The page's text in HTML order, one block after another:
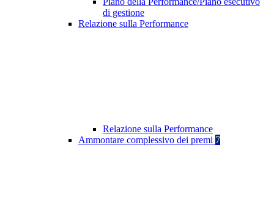
di gestione
Relazione sulla Performance
Relazione sulla Performance
Ammontare complessivo dei premi 7